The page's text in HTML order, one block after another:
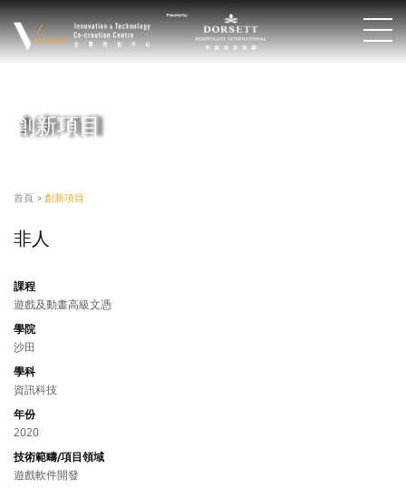
創新項目
首頁 > 創新項目
非人
課程
遊戲及動畫高級文憑
學院
沙田
學科
資訊科技
年份
2020
技術範疇/項目領域
遊戲軟件開發